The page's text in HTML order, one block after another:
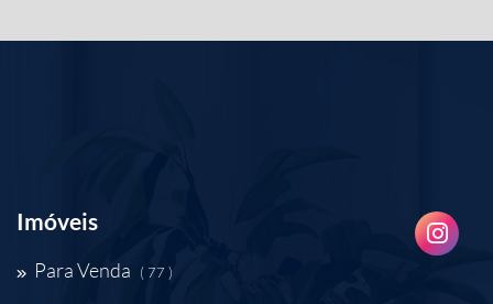
Imóveis
Para Venda ( 77 )